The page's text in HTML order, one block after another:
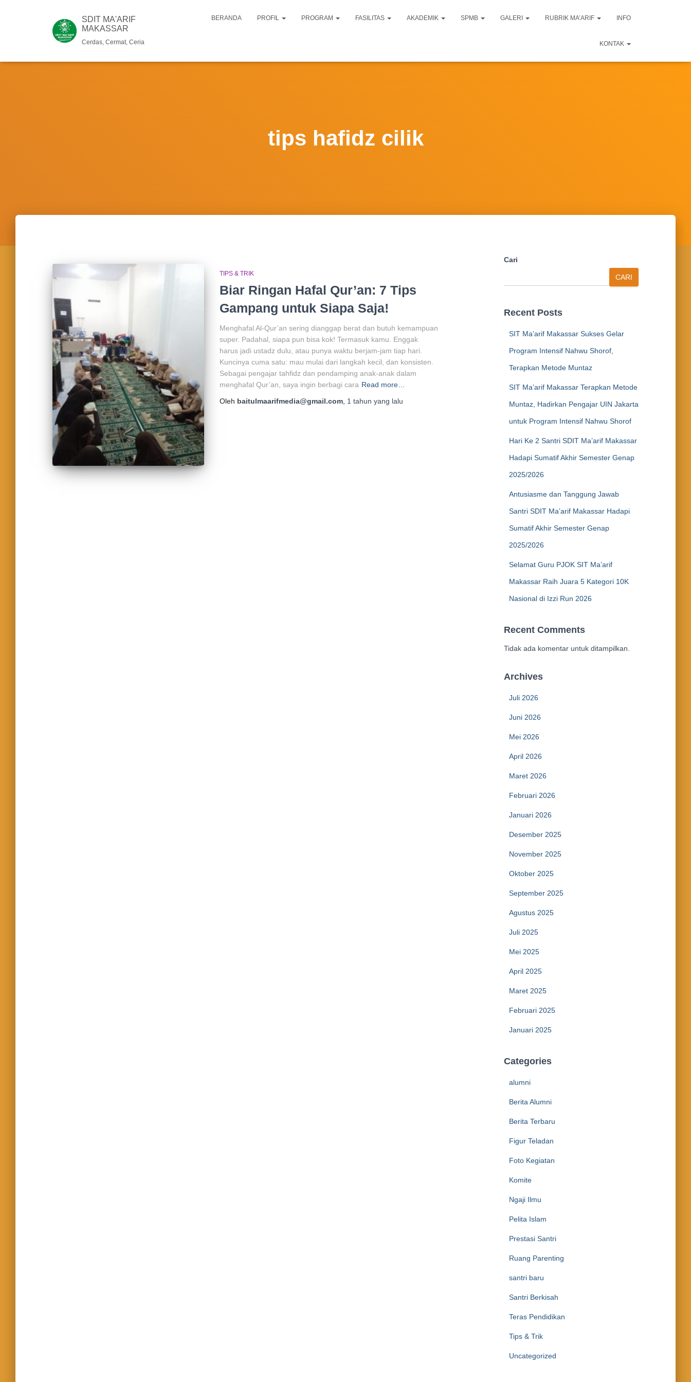
SDIT MA'ARIF
MAKASSAR
Cerdas, Cermat, Ceria
BERANDA PROFIL PROGRAM FASILITAS AKADEMIK SPMB GALERI RUBRIK MA’ARIF INFO
KONTAK
tips hafidz cilik
TIPS & TRIK
Biar Ringan Hafal Qur’an: 7 Tips
Gampang untuk Siapa Saja!
Menghafal Al-Qur’an sering dianggap berat dan butuh kemampuan
super. Padahal, siapa pun bisa kok! Termasuk kamu. Enggak
harus jadi ustadz dulu, atau punya waktu berjam-jam tiap hari.
Kuncinya cuma satu: mau mulai dari langkah kecil, dan konsisten.
Sebagai pengajar tahfidz dan pendamping anak-anak dalam
menghafal Qur’an, saya ingin berbagi cara Read more…
Oleh baitulmaarifmedia@gmail.com 1 tahun yang lalu
Cari
CARI
Recent Posts
SIT Ma’arif Makassar Sukses Gelar
Program Intensif Nahwu Shorof,
Terapkan Metode Muntaz
SIT Ma’arif Makassar Terapkan Metode
Muntaz, Hadirkan Pengajar UIN Jakarta
untuk Program Intensif Nahwu Shorof
Hari Ke 2 Santri SDIT Ma’arif Makassar
Hadapi Sumatif Akhir Semester Genap
2025/2026
Antusiasme dan Tanggung Jawab
Santri SDIT Ma’arif Makassar Hadapi
Sumatif Akhir Semester Genap
2025/2026
Selamat Guru PJOK SIT Ma’arif
Makassar Raih Juara 5 Kategori 10K
Nasional di Izzi Run 2026
Recent Comments
Tidak ada komentar untuk ditampilkan.
Archives
Juli 2026
Juni 2026
Mei 2026
April 2026
Maret 2026
Februari 2026
Januari 2026
Desember 2025
November 2025
Oktober 2025
September 2025
Agustus 2025
Juli 2025
Mei 2025
April 2025
Maret 2025
Februari 2025
Januari 2025
Categories
alumni
Berita Alumni
Berita Terbaru
Figur Teladan
Foto Kegiatan
Komite
Ngaji Ilmu
Pelita Islam
Prestasi Santri
Ruang Parenting
santri baru
Santri Berkisah
Teras Pendidikan
Tips & Trik
Uncategorized